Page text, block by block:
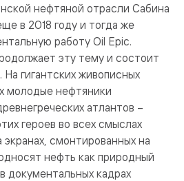
нефтяной отрасли Сабина
в 2018 году и тогда же
работу Oil Еpic.
эту тему и состоит
На гигантских живописных
молодые нефтяники
атлантов –
героев во всех смыслах
смонтированных на
нефть как природный
документальных кадрах